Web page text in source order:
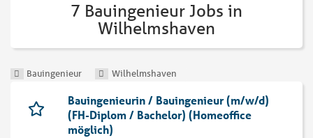
7 Bauingenieur Jobs in
Wilhelmshaven
Bauingenieur Wilhelmshaven
Bauingenieurin / Bauingenieur (m/w/d)
(FH-Diplom / Bachelor) (Homeoffice
möglich)